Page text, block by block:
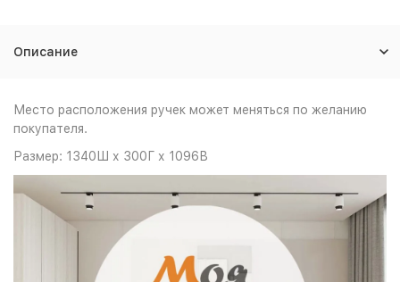
Описание
Место расположения ручек может меняться по желанию
покупателя.
Размер: 1340Ш х 300Г х 1096В